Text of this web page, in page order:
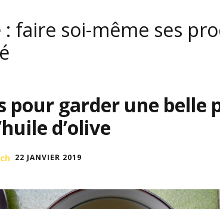
faire soi-même ses
pour garder une belle
d’olive
22 JANVIER 2019